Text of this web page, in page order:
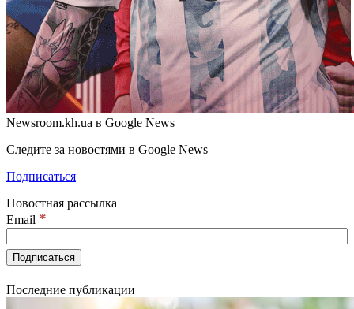
Newsroom.kh.ua в Google News
Следите за новостями в Google News
Подписаться
Новостная рассылка
Email *
Последние публикации